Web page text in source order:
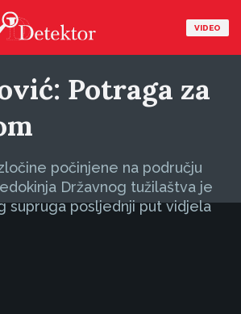
VIDEO
Potraga za
počinjene na području
Državnog tužilaštva je
supruga posljednji put vidjela